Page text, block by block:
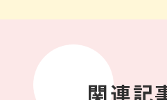
関連記